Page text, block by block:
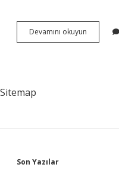
Devamını okuyun Kehkeşan
Neresi
Sitemap
Son Yazılar